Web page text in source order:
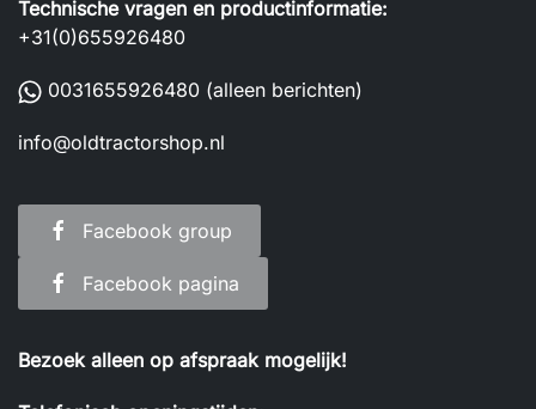
Technische vragen en productinformatie:
+31(0)655926480
0031655926480 (alleen berichten)
info@oldtractorshop.nl
Facebook group
Facebook pagina
Bezoek alleen op afspraak mogelijk!